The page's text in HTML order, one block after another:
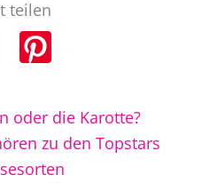
teilen
oder die Karotte?
zu den Topstars